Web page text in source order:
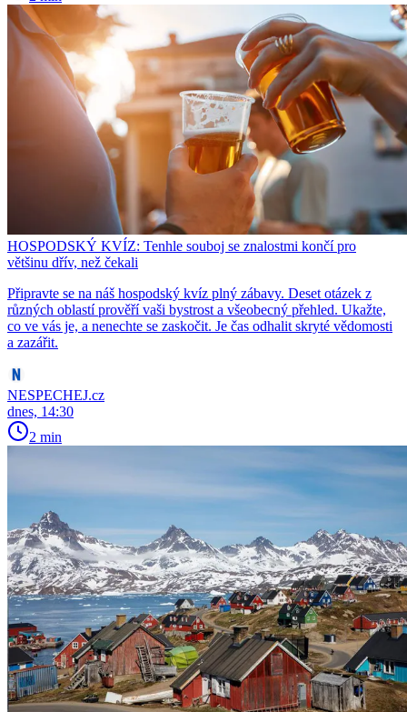
HOSPODSKÝ KVÍZ: Tenhle souboj se znalostmi končí pro
většinu dřív, než čekali
Připravte se na náš hospodský kvíz plný zábavy. Deset otázek z
různých oblastí prověří vaši bystrost a všeobecný přehled. Ukažte,
co ve vás je, a nenechte se zaskočit. Je čas odhalit skryté vědomosti
a zazářit.
NESPECHEJ.cz
dnes, 14:30
2 min